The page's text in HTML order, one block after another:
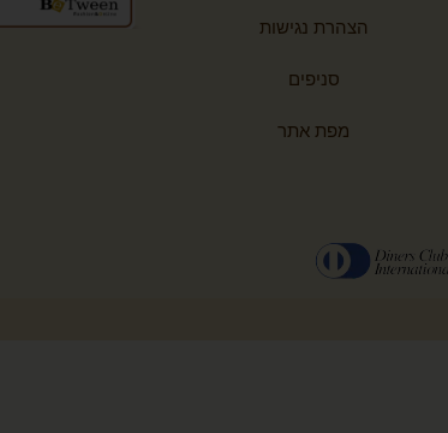
הצהרת נגישות
סניפים
מפת אתר